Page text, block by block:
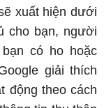
xuất hiện dưới
cho bạn, người
có ho hoặc
giải thích
động theo cách